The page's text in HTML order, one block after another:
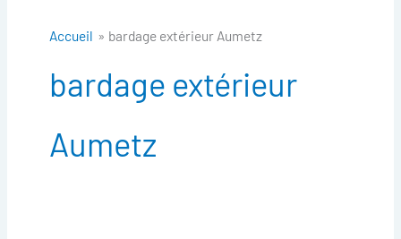
Accueil bardage extérieur Aumetz
bardage extérieur
Aumetz